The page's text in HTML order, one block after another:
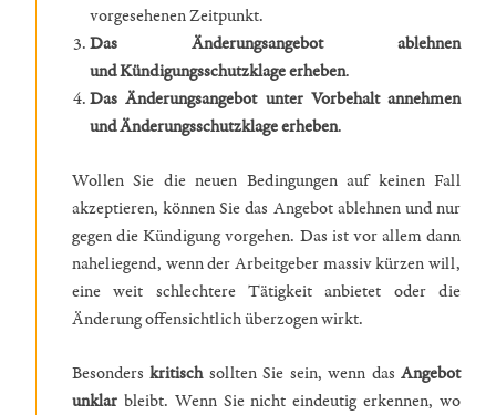
vorgesehenen Zeitpunkt.
Das Änderungsangebot ablehnen
und Kündigungsschutzklage erheben.
Das Änderungsangebot unter Vorbehalt annehmen
und Änderungsschutzklage erheben.
Wollen Sie die neuen Bedingungen auf keinen Fall
akzeptieren, können Sie das Angebot ablehnen und nur
gegen die Kündigung vorgehen. Das ist vor allem dann
naheliegend, wenn der Arbeitgeber massiv kürzen will,
eine weit schlechtere Tätigkeit anbietet oder die
Änderung offensichtlich überzogen wirkt.
Besonderskritischsollten Sie sein, wenn dasAngebot
unklar bleibt. Wenn Sie nicht eindeutig erkennen, wo